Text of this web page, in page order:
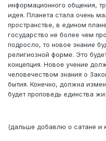
информационного общения,
идея. Планета стала очень
пространстве, в едином
государство не более чем
подросло, то новое знание
религиозной форме. Это
концепция. Новое учение
человечеством знания о
бытия. Конечно, должна
будет проповедь единства
(дальше добавлю о сатане и